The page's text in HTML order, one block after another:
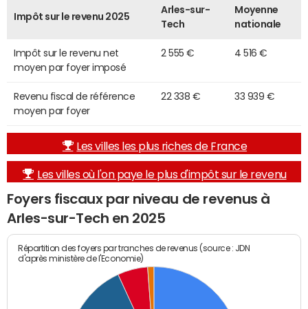
Impôt sur le revenu 2025
Arles-sur-
Tech
Moyenne
nationale
Impôt sur le revenu net
moyen par foyer imposé
2 555 € 4 516 €
Revenu fiscal de référence
moyen par foyer
22 338 € 33 939 €
Les villes les plus riches de France
Les villes où l'on paye le plus d'impôt sur le revenu
Foyers fiscaux par niveau de revenus à
Arles-sur-Tech en 2025
Répartition des foyers par tranches de revenus (source : JDN
d'après ministère de l'Economie)